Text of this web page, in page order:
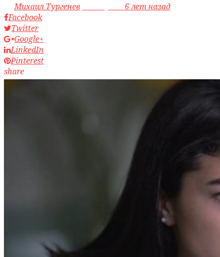
byМихаил Тургенев
6 лет назад
Facebook
Twitter
Google+
LinkedIn
Pinterest
share